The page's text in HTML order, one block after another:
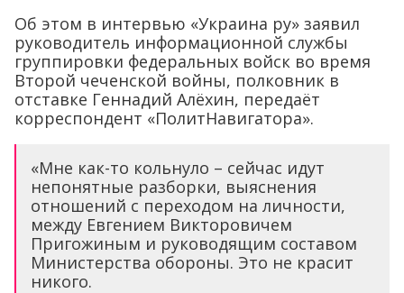
Об этом в интервью «Украина ру» заявил
руководитель информационной службы
группировки федеральных войск во время
Второй чеченской войны, полковник в
отставке Геннадий Алёхин, передаёт
корреспондент «ПолитНавигатора».
«Мне как-то кольнуло – сейчас идут
непонятные разборки, выяснения
отношений с переходом на личности,
между Евгением Викторовичем
Пригожиным и руководящим составом
Министерства обороны. Это не красит
никого.